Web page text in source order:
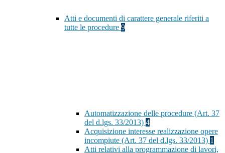
Atti e documenti di carattere generale riferiti a
tutte le procedure 9
Automatizzazione delle procedure (Art. 37
del d.lgs. 33/2013) 4
Acquisizione interesse realizzazione opere
incompiute (Art. 37 del d.lgs. 33/2013) 1
Atti relativi alla programmazione di lavori,